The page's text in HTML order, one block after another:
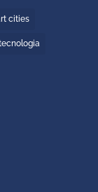
cities